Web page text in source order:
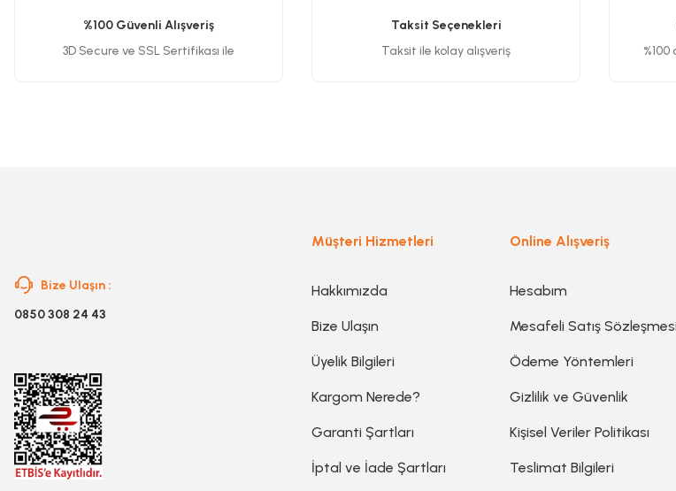
%100 Güvenli Alışveriş
3D Secure ve SSL Sertifikası ile
Taksit Seçenekleri
Taksit ile kolay alışveriş
Bize Ulaşın :
0850 308 24 43
Müşteri Hizmetleri
Hakkımızda
Bize Ulaşın
Üyelik Bilgileri
Kargom Nerede?
Garanti Şartları
İptal ve İade Şartları
Online Alışveriş
Hesabım
Mesafeli Satış Sözleşmesi
Ödeme Yöntemleri
Gizlilik ve Güvenlik
Kişisel Veriler Politikası
Teslimat Bilgileri